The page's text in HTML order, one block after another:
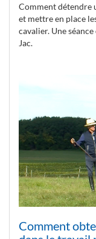
Comment détendre
et mettre en place
cavalier. Une
Jac.
Comment